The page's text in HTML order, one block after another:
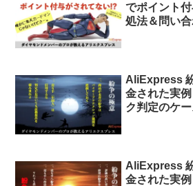
でポイント
処法＆問い
AliExpress
金された実
ク判定のケ
AliExpress
金された実